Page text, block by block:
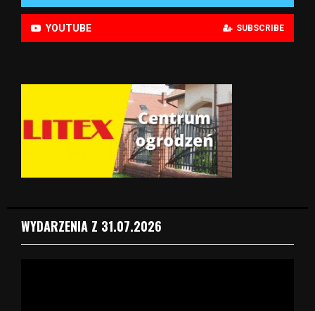
YOUTUBE SUBSCRIBE
WYDARZENIA Z 31.07.2026